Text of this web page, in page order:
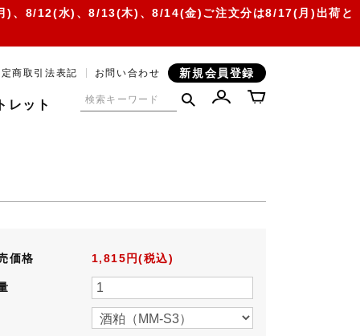
)、8/12(水)、8/13(木)、8/14(金)ご注文分は8/17(月)出荷と
商取引法表記 お問い合わせ 新規会員登録
レット
価格 1,815円(税込)